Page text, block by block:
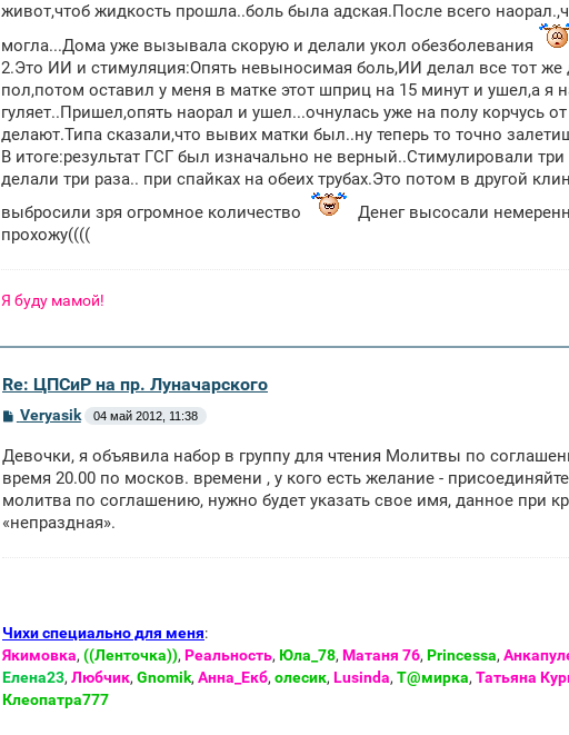
живот,чтоб жидкость прошла..боль была адская.После всего
могла...Дома уже вызывала скорую и делали укол обезболевания
2.Это ИИ и стимуляция:Опять невыносимая боль,ИИ делал все тот
пол,потом оставил у меня в матке этот шприц на 15 минут и ушел,а я
гуляет..Пришел,опять наорал и ушел...очнулась уже на полу корчусь
делают.Типа сказали,что вывих матки был..ну теперь то точно
В итоге:результат ГСГ был изначально не верный..Стимулировали
делали три раза.. при спайках на обеих трубах.Это потом в другой
выбросили зря огромное количество
Денег высосали
прохожу((((
Я буду мамой!
Re: ЦПСиР на пр. Луначарского
С
б
щ
е
н
и
Veryasik 04 май 2012, 11:38
Девочки, я объявила набор в группу для чтения Молитвы по
время 20.00 по москов. времени , у кого есть желание -
молитва по соглашению, нужно будет указать свое имя, данное при
«непраздная».
Чихи специально для меня:
Якимовка, ((Ленточка)), Реальность, Юла_78, Матаня 76, Princessa,
Елена23, Любчик, Gnomik, Анна_Екб, олесик, Lusinda, Т@мирка, Татьяна
Клеопатра777